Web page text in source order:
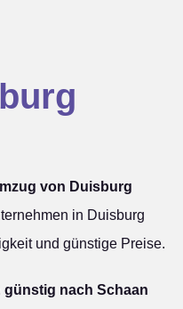
von Duisburg
in Duisburg
und günstige Preise.
nach Schaan